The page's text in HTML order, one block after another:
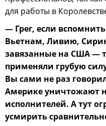
для работы в
— Грег, если
Вьетнам, Ливию,
завязанные на США —
применяли грубую
Вы сами не раз
Америке уничтожают
исполнителей. А тут
усмирить